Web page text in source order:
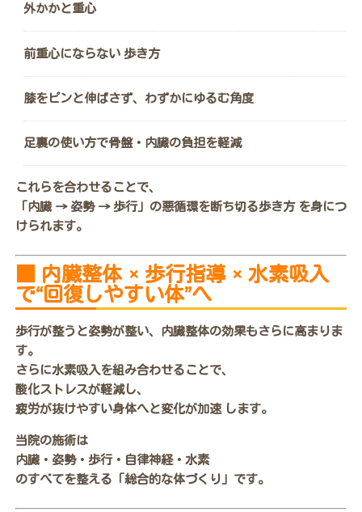
外かかと重心
前重心にならない 歩き方
膝をピンと伸ばさず、わずかにゆるむ角度
足裏の使い方で骨盤・内臓の負担を軽減
これらを合わせることで、
「内臓 → 姿勢 → 歩行」の悪循環を断ち切る歩き方 を身につ
けられます。
内臓整体 × 歩行指導 × 水素吸入
で“回復しやすい体”へ
歩行が整うと姿勢が整い、内臓整体の効果もさらに高まりま
す。
さらに水素吸入を組み合わせることで、
酸化ストレスが軽減し、
疲労が抜けやすい身体へと変化が加速 します。
当院の施術は
内臓・姿勢・歩行・自律神経・水素
のすべてを整える「総合的な体づくり」です。